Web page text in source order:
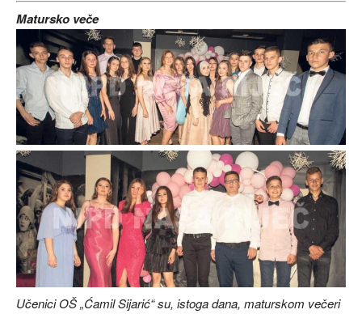
Matursko veče
Učenici OŠ „Ćamil Sijarić“ su, istoga dana, maturskom večeri